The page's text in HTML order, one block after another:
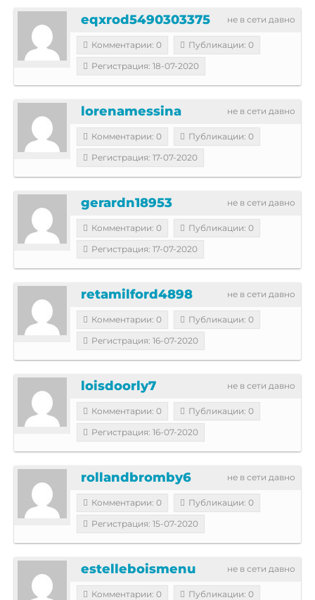
не в сети давно
eqxrod5490303375
Комментарии: 0
Публикации: 0
Регистрация: 18-07-2020
не в сети давно
lorenamessina
Комментарии: 0
Публикации: 0
Регистрация: 17-07-2020
не в сети давно
gerardn18953
Комментарии: 0
Публикации: 0
Регистрация: 17-07-2020
не в сети давно
retamilford4898
Комментарии: 0
Публикации: 0
Регистрация: 16-07-2020
не в сети давно
loisdoorly7
Комментарии: 0
Публикации: 0
Регистрация: 16-07-2020
не в сети давно
rollandbromby6
Комментарии: 0
Публикации: 0
Регистрация: 15-07-2020
не в сети давно
estelleboismenu
Комментарии: 0
Публикации: 0